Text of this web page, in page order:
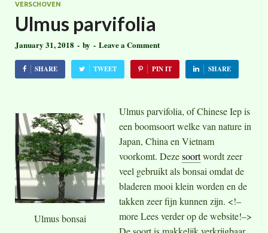
VERSCHOVEN
Ulmus parvifolia
January 31, 2018 - by - Leave a Comment
SHARE TWEET PIN IT SHARE
Ulmus bonsai
Ulmus parvifolia, of Chinese Iep is
een boomsoort welke van nature in
Japan, China en Vietnam
voorkomt. Dezesoortwordt zeer
veel gebruikt als bonsai omdat de
bladeren mooi klein worden en de
takken zeer fijn kunnen zijn. <!–
more Lees verder op de website!–>